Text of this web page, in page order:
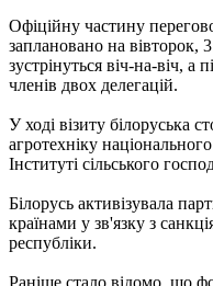
Офіційну частину
заплановано на вівторок,
зустрінуться віч-на-віч, а
членів двох делегацій.
У ході візиту білоруська
агротехніку
Інституті сільського
Білорусь активізувала
країнами у зв'язку з
республіки.
Раніше стало відомо, що